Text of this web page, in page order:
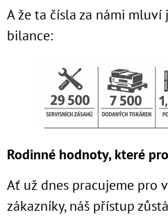
A že ta čísla za námi mluví
bilance:
Rodinné hodnoty, které
Ať už dnes pracujeme pro
zákazníky, náš přístup